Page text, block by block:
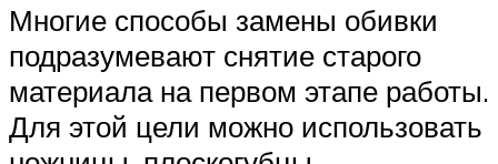
Многие способы замены обивки
подразумевают снятие старого
материала на первом этапе работы.
Для этой цели можно использовать